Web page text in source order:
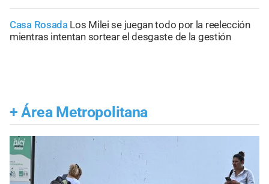
Casa Rosada Los Milei se juegan todo por la reelección
mientras intentan sortear el desgaste de la gestión
+ Área Metropolitana